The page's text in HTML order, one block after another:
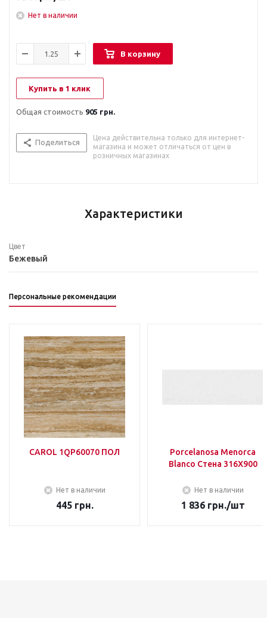
Нет в наличии
В корзину
Купить в 1 клик
Общая стоимость 905 грн.
Поделиться
Цена действительна только для интернет-
магазина и может отличаться от цен в
розничных магазинах
Характеристики
Цвет
Бежевый
Персональные рекомендации
CAROL 1QP60070 ПОЛ
Нет в наличии
445грн.
Porcelanosa Menorca
Blanco Стена 316Х900
Нет в наличии
1 836грн./шт